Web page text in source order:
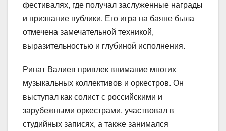
фестивалях, где получал заслуженные награды
и признание публики. Его игра на баяне была
отмечена замечательной техникой,
выразительностью и глубиной исполнения.
Ринат Валиев привлек внимание многих
музыкальных коллективов и оркестров. Он
выступал как солист с российскими и
зарубежными оркестрами, участвовал в
студийных записях, а также занимался